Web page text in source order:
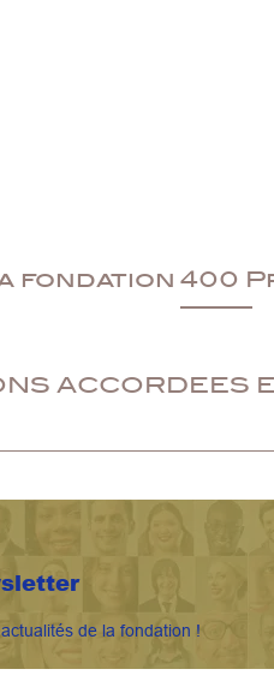
fondation 400
ACCORDEES
de la fondation !